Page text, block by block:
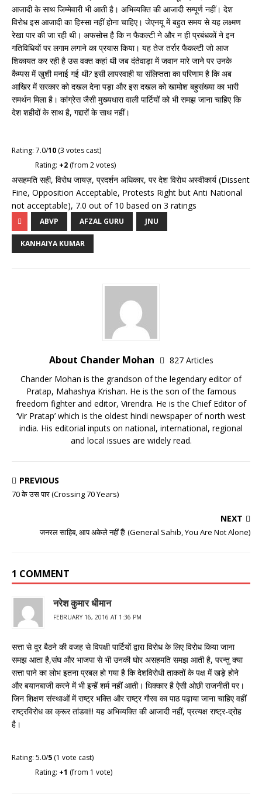
आजादी के साथ जिम्मेवारी भी आती है। अभिव्यक्ति की आजादी सम्पूर्ण नहीं। देश
विरोध इस आजादी का हिस्सा नहीं होना चाहिए। जेएनयू में बहुत समय से यह लक्ष्मण
रेखा पार की जा रही थी। अफसोस है कि न फैकल्टी ने और न ही प्रबंधकों ने इन
गतिविधियों पर लगाम लगाने का प्रयास किया। यह तेज तर्रार फैकल्टी जो आज
शिकायत कर रही है उस वक्त कहां थी जब दंतेवाड़ा में जवान मारे जाने पर उनके
कैम्पस में खुशी मनाई गई थी? इसी लापरवाही या संलिप्तता का परिणाम है कि अब
आखिर में सरकार को दखल देना पड़ा और इस दखल को खामोश बहुसंख्या का भारी
समर्थन मिला है। कांग्रेस जैसी मुख्यधारा वाली पार्टियों को भी समझ जाना चाहिए कि
देश शहीदों के साथ है, गद्दारों के साथ नहीं।
Rating: 7.0/10 (3 votes cast)
Rating: +2 (from 2 votes)
असहमति सही, विरोध जायज़, प्रदर्शन अधिकार, पर देश विरोध अस्वीकार्य (Dissent
Fine, Opposition Acceptable, Protests Right but Anti National
not acceptable), 7.0 out of 10 based on 3 ratings
ABVP AFZAL GURU JNU
KANHAIYA KUMAR
About Chander Mohan
827 Articles
Chander Mohan is the grandson of the legendary editor of
Pratap, Mahashya Krishan. He is the son of the famous
freedom fighter and editor, Virendra. He is the Chief Editor of
‘Vir Pratap’ which is the oldest hindi newspaper of north west
india. His editorial inputs on national, international, regional
and local issues are widely read.
PREVIOUS
70 के उस पार (Crossing 70 Years)
NEXT
जनरल साहिब, आप अकेले नहीं हैं! (General Sahib, You Are Not Alone)
1 COMMENT
नरेश कुमार धीमान
FEBRUARY 16, 2016 AT 1:36 PM
सत्ता से दूर बैठने की वजह से विपक्षी पार्टियों द्वारा विरोध के लिए विरोध किया जाना
समझ आता है,संघ और भाजपा से भी उनकी घोर असहमति समझ आती है, परन्तु क्या
सत्ता पाने का लोभ इतना प्रबल हो गया है कि देशविरोधी ताकतों के पक्ष में खड़े होने
और बयानबाजी करने में भी इन्हें शर्म नहीं आती। धिक्कार है ऐसी ओछी राजनीती पर।
जिन शिक्षण संस्थाओं में राष्ट्र भक्ति और राष्ट्र गौरव का पाठ पढ़ाया जाना चाहिए वहीं
राष्ट्रविरोध का क्रूर तांडव!!! यह अभिव्यक्ति की आजादी नहीं, प्रत्यक्ष राष्ट्र-द्रोह
है।
Rating: 5.0/5 (1 vote cast)
Rating: +1 (from 1 vote)